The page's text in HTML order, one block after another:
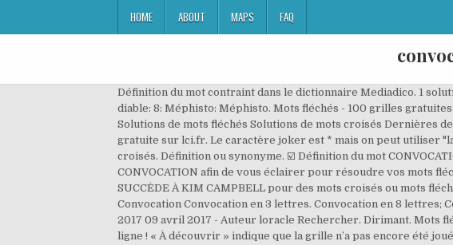
HOME ABOUT MAPS FAQ
Définition du mot contraint dans le dictionnaire Mediadico. 1
diable: 8: Méphisto: Méphisto. Mots fléchés - 100 grilles
Solutions de mots fléchés Solutions de mots croisés Dernières
gratuite sur lci.fr. Le caractère joker est * mais on peut utiliser "la
croisés. Définition ou synonyme. ☑️ Définition du mot
CONVOCATION afin de vous éclairer pour résoudre vos mots
SUCCÈDE À KIM CAMPBELL pour des mots croisés ou mots
Convocation Convocation en 3 lettres. Convocation en 8 lettres;
2017 09 avril 2017 - Auteur loracle Rechercher. Dirimant. Mots
ligne ! « À découvrir » indique que la grille n’a pas encore été